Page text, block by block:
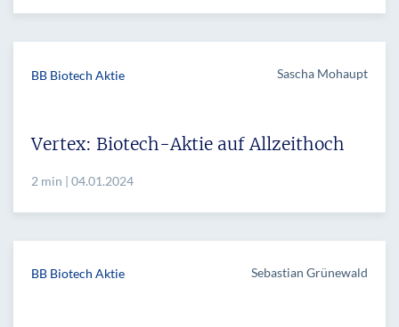
BB Biotech Aktie Sascha Mohaupt
Vertex: Biotech-Aktie auf Allzeithoch
2 min | 04.01.2024
BB Biotech Aktie Sebastian Grünewald